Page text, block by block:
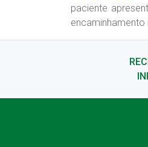
paciente
encaminhamento